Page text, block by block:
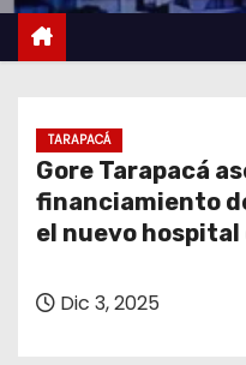
TARAPACÁ
Gore Tarapacá
financiamiento
el nuevo
Dic 3, 2025